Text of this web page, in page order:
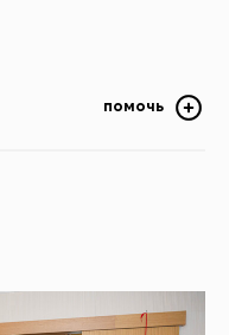
помочь